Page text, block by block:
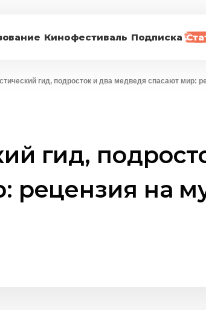
Кинофестиваль Подписка
гид, подросток и два медведя спасают мир:
гид,
рецензия на